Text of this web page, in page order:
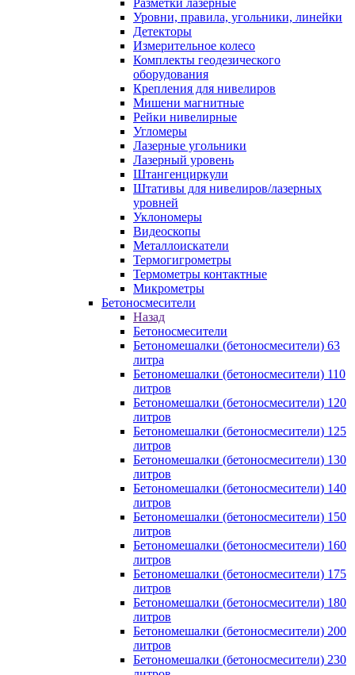
Разметки лазерные
Уровни, правила, угольники, линейки
Детекторы
Измерительное колесо
Комплекты геодезического
оборудования
Крепления для нивелиров
Мишени магнитные
Рейки нивелирные
Угломеры
Лазерные угольники
Лазерный уровень
Штангенциркули
Штативы для нивелиров/лазерных
уровней
Уклономеры
Видеоскопы
Металлоискатели
Термогигрометры
Термометры контактные
Микрометры
Бетоносмесители
Назад
Бетоносмесители
Бетономешалки (бетоносмесители) 63
литра
Бетономешалки (бетоносмесители) 110
литров
Бетономешалки (бетоносмесители) 120
литров
Бетономешалки (бетоносмесители) 125
литров
Бетономешалки (бетоносмесители) 130
литров
Бетономешалки (бетоносмесители) 140
литров
Бетономешалки (бетоносмесители) 150
литров
Бетономешалки (бетоносмесители) 160
литров
Бетономешалки (бетоносмесители) 175
литров
Бетономешалки (бетоносмесители) 180
литров
Бетономешалки (бетоносмесители) 200
литров
Бетономешалки (бетоносмесители) 230